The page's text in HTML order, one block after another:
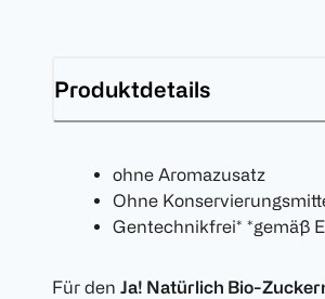
Produktdetails
ohne Aromazusatz
Ohne
Gentechnikfrei* *gemäß
Für den Ja! Natürlich Bio-